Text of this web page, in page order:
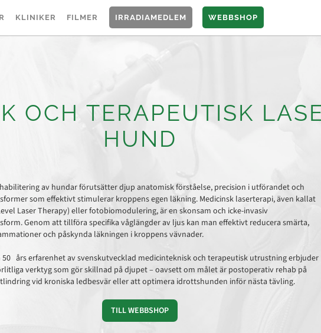
KLINIKER FILMER IRRADIAMEDLEM WEBBSHOP
OCH TERAPEUTISK
HUND
av hundar förutsätter djup anatomisk förståelse, precision i utförandet och
som effektivt stimulerar kroppens egen läkning. Medicinsk laserterapi, även kallat
Laser Therapy) eller fotobiomodulering, är en skonsam och icke-invasiv
Genom att tillföra specifika våglängder av ljus kan man effektivt reducera smärta,
och påskynda läkningen i kroppens vävnader.
50 års erfarenhet av svenskutvecklad medicinteknisk och terapeutisk utrustning erbjuder
verktyg som gör skillnad på djupet – oavsett om målet är postoperativ rehab på
vid kroniska ledbesvär eller att optimera idrottshunden inför nästa tävling.
TILL WEBBSHOP